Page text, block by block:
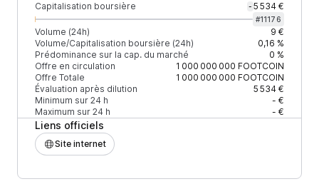
Capitalisation boursière - 5 534 €
#11176
Volume (24h)
9 €
Volume/Capitalisation boursière (24h)
0,16 %
Prédominance sur la cap. du marché
0 %
Offre en circulation
1 000 000 000 FOOTCOIN
Offre Totale
1 000 000 000 FOOTCOIN
Évaluation après dilution
5 534 €
Minimum sur 24 h
- €
Maximum sur 24 h
- €
Liens officiels
Site internet